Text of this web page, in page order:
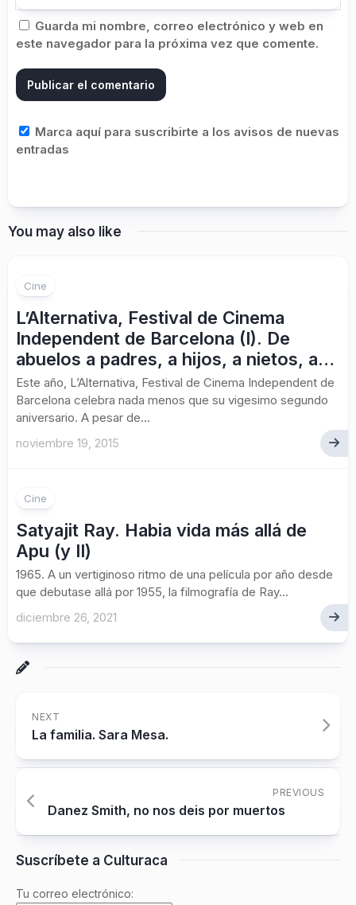
Guarda mi nombre, correo electrónico y web en
este navegador para la próxima vez que comente.
Marca aquí para suscribirte a los avisos de nuevas
entradas
You may also like
Cine
L’Alternativa, Festival de Cinema
Independent de Barcelona (I). De
abuelos a padres, a hijos, a nietos, a…
Este año, L’Alternativa, Festival de Cinema Independent de
Barcelona celebra nada menos que su vigesimo segundo
aniversario. A pesar de...
noviembre 19, 2015
Cine
Satyajit Ray. Habia vida más allá de
Apu (y II)
1965. A un vertiginoso ritmo de una película por año desde
que debutase allá por 1955, la filmografía de Ray...
diciembre 26, 2021
NEXT
La familia. Sara Mesa.
PREVIOUS
Danez Smith, no nos deis por muertos
Suscríbete a Culturaca
Tu correo electrónico: